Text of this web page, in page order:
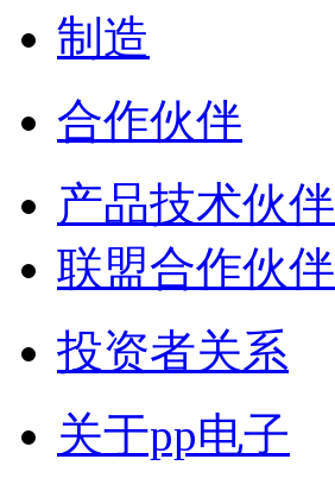
制造
合作伙伴
产品技术伙伴
联盟合作伙伴
投资者关系
关于pp电子